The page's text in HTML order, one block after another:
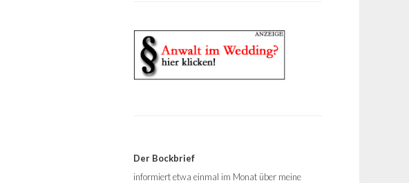
Der Bockbrief
informiert etwa einmal im Monat über meine